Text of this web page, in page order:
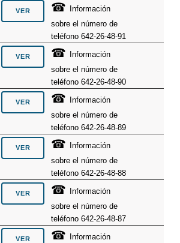
☎
Información
sobre el número de
teléfono 642-26-48-91
☎
Información
sobre el número de
teléfono 642-26-48-90
☎
Información
sobre el número de
teléfono 642-26-48-89
☎
Información
sobre el número de
teléfono 642-26-48-88
☎
Información
sobre el número de
teléfono 642-26-48-87
☎
Información